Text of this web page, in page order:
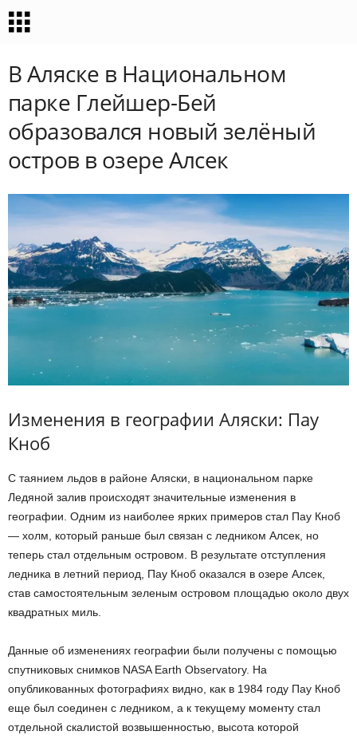
В Аляске в Национальном
парке Глейшер-Бей
образовался новый зелёный
остров в озере Алсек
Изменения в географии Аляски: Пау
Кноб
С таянием льдов в районе Аляски, в национальном парке
Ледяной залив происходят значительные изменения в
географии. Одним из наиболее ярких примеров стал Пау Кноб
— холм, который раньше был связан с ледником Алсек, но
теперь стал отдельным островом. В результате отступления
ледника в летний период, Пау Кноб оказался в озере Алсек,
став самостоятельным зеленым островом площадью около двух
квадратных миль.
Данные об изменениях географии были получены с помощью
спутниковых снимков NASA Earth Observatory. На
опубликованных фотографиях видно, как в 1984 году Пау Кноб
еще был соединен с ледником, а к текущему моменту стал
отдельной скалистой возвышенностью, высота которой